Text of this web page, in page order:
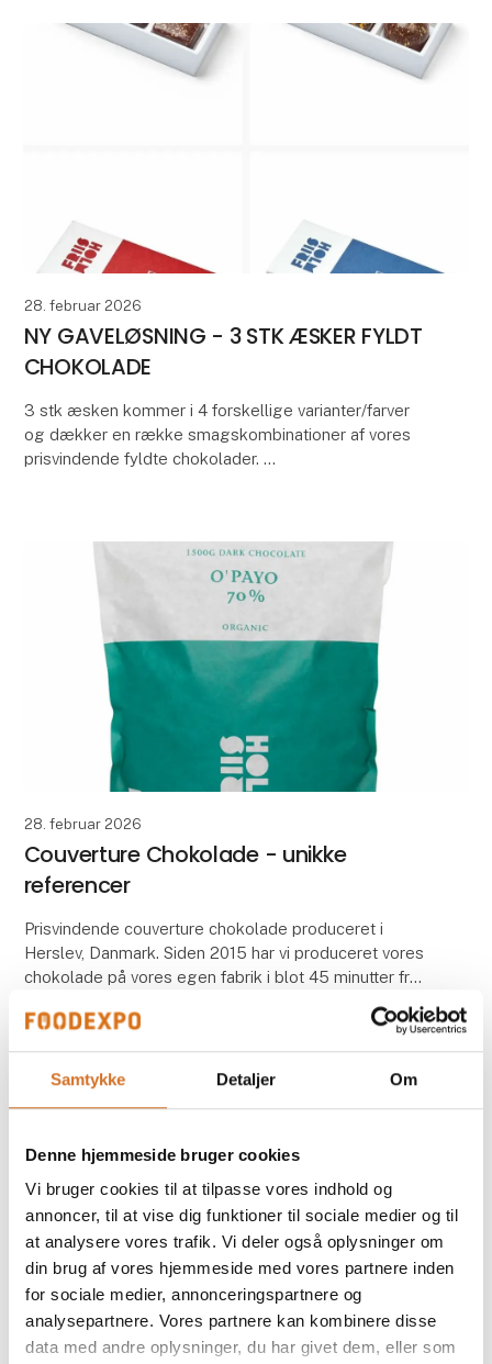
Samtykke Detaljer Om
Denne hjemmeside bruger cookies
Vi bruger cookies til at tilpasse vores indhold og
annoncer, til at vise dig funktioner til sociale medier og til
at analysere vores trafik. Vi deler også oplysninger om
din brug af vores hjemmeside med vores partnere inden
for sociale medier, annonceringspartnere og
analysepartnere. Vores partnere kan kombinere disse
data med andre oplysninger, du har givet dem, eller som
28. februar 2026
NY GAVELØSNING - 3 STK ÆSKER FYLDT
CHOKOLADE
3 stk æsken kommer i 4 forskellige varianter/farver
og dækker en række smagskombinationer af vores
prisvindende fyldte chokolader.
28. februar 2026
Couverture Chokolade - unikke
referencer
Prisvindende couverture chokolade produceret i
Herslev, Danmark. Siden 2015 har vi produceret vores
chokolade på vores egen fabrik i blot 45 minutter fra
De professionelle kunder fra ho
11. marts 2026